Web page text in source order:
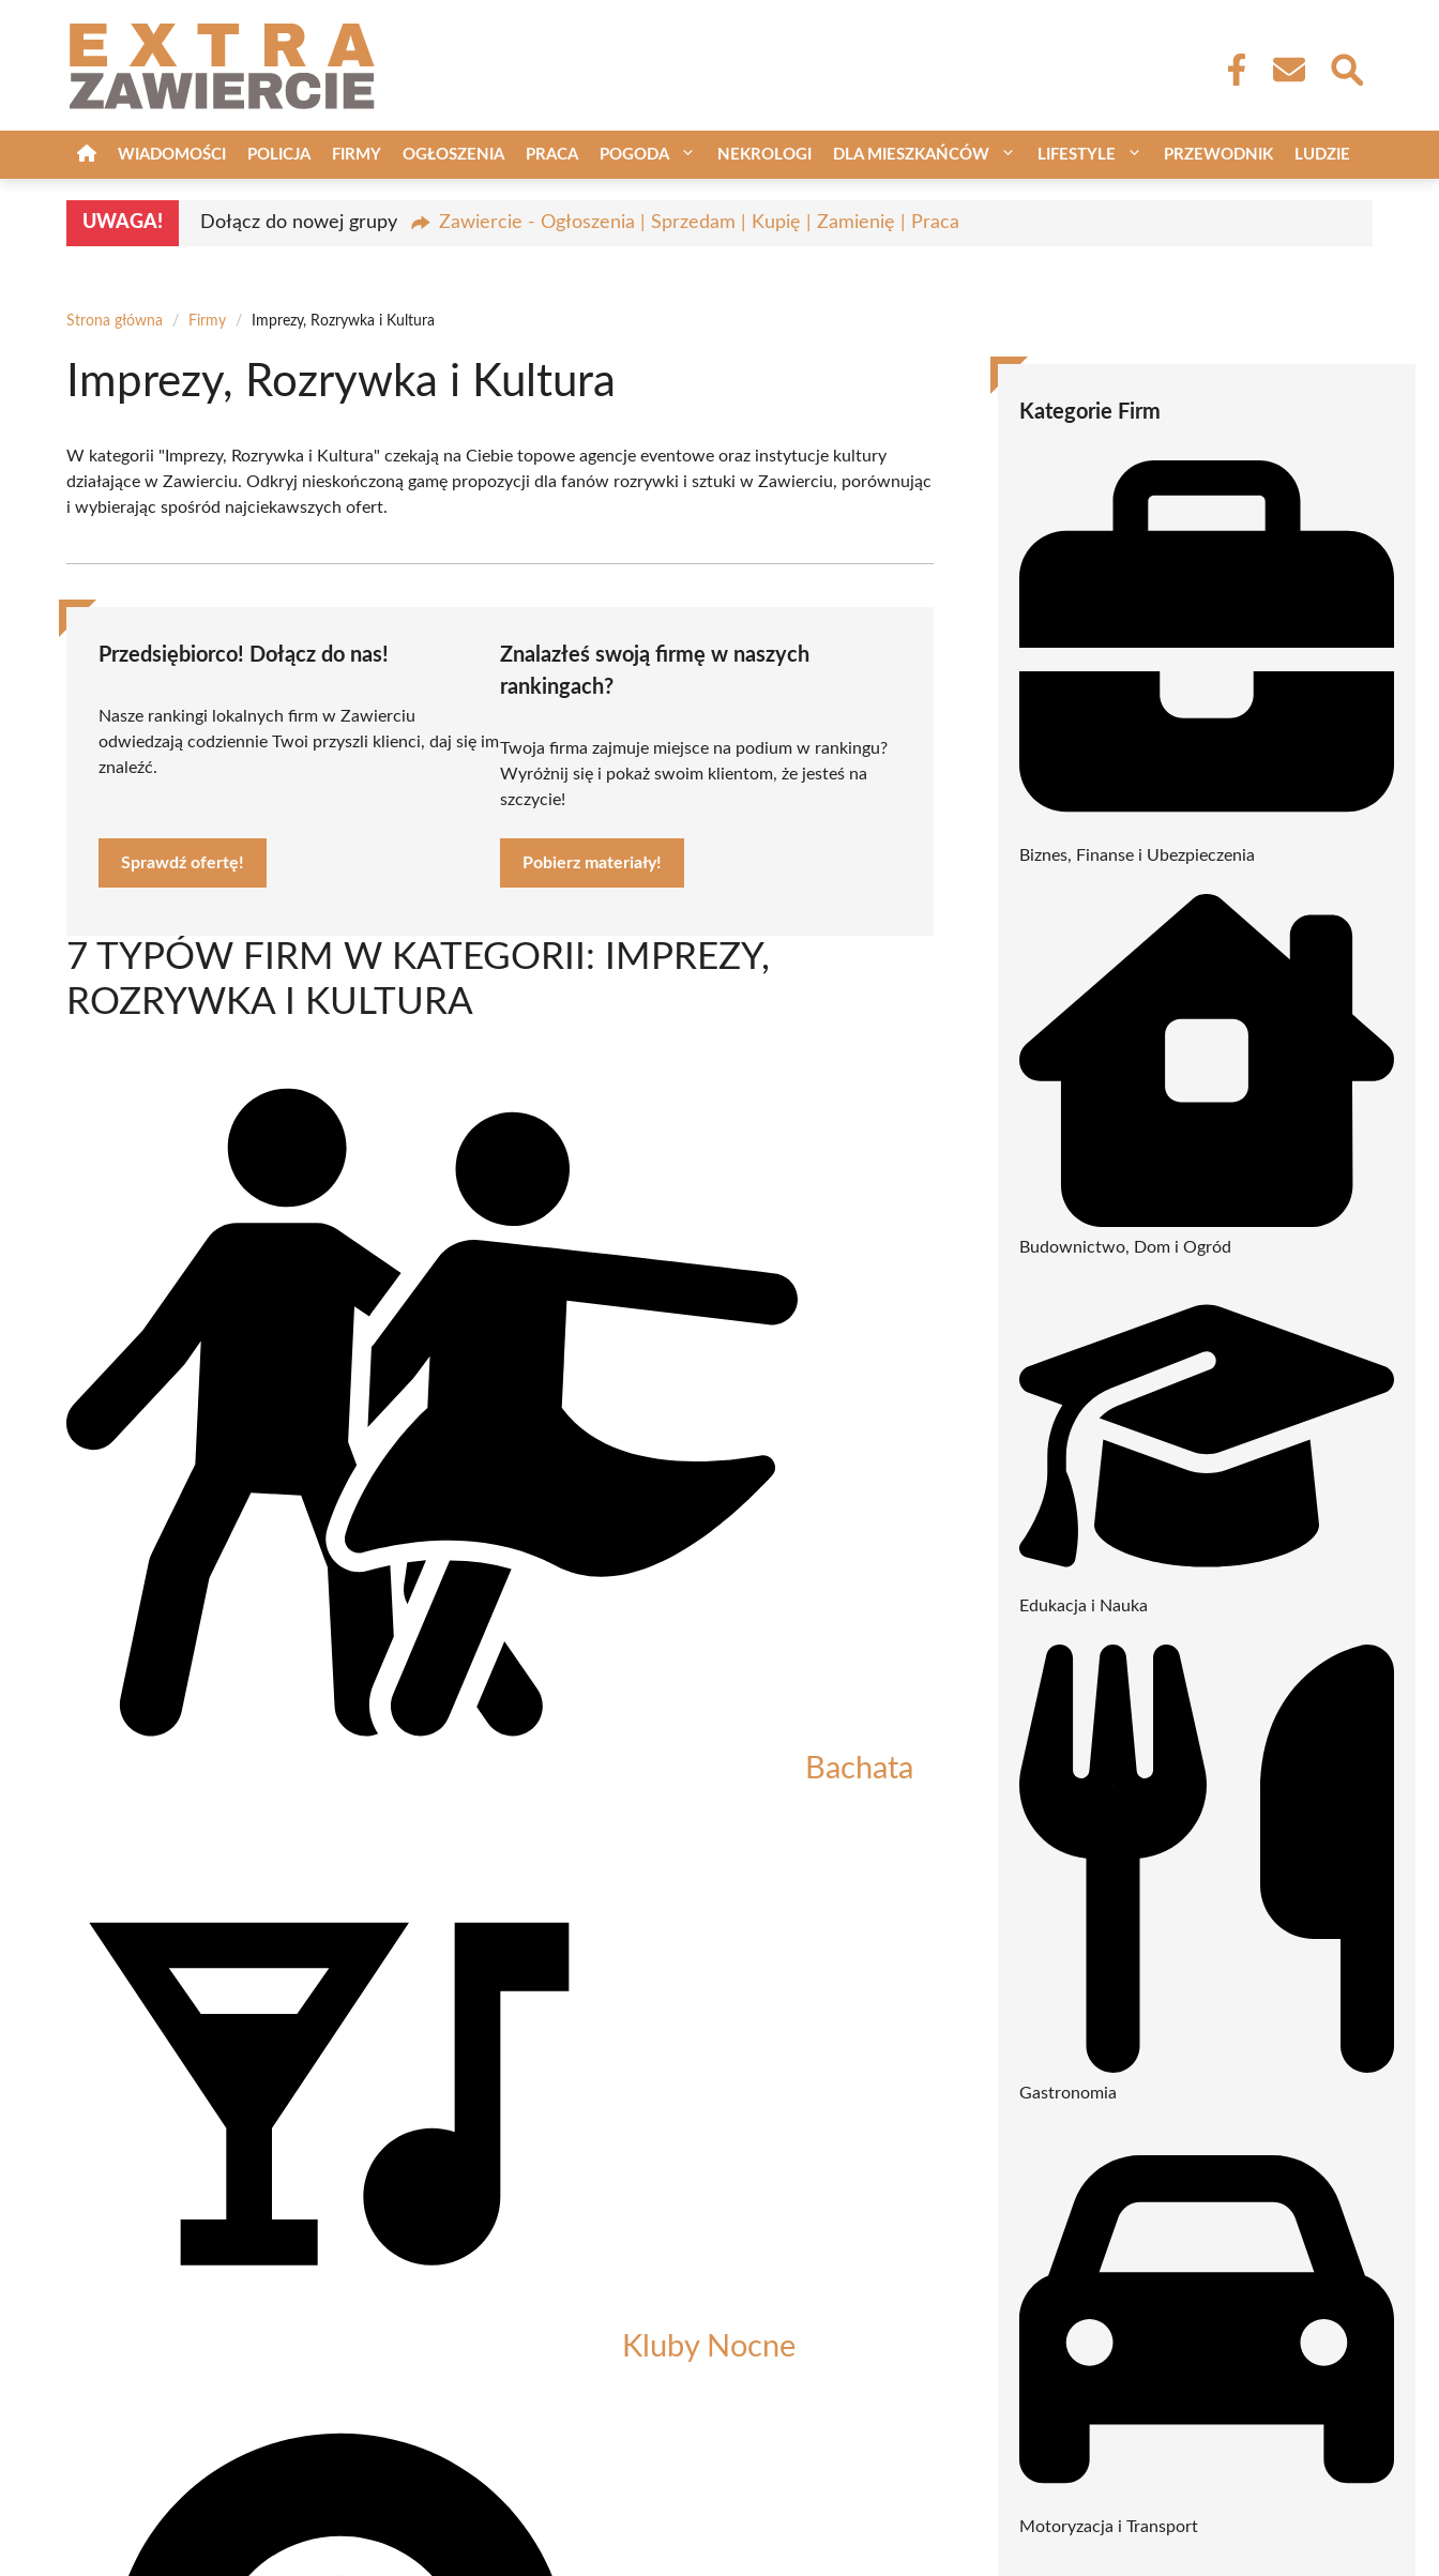
WIADOMOŚCI POLICJA FIRMY OGŁOSZENIA PRACA POGODA NEKROLOGI DLA MIESZKAŃCÓW LIFESTYLE PRZEWODNIK LUDZIE
UWAGA! Dołącz do nowej grupy Zawiercie - Ogłoszenia | Sprzedam | Kupię | Zamienię | Praca
Strona główna / Firmy / Imprezy, Rozrywka i Kultura
Imprezy, Rozrywka i Kultura
W kategorii "Imprezy, Rozrywka i Kultura" czekają na Ciebie topowe agencje eventowe oraz instytucje kultury
działające w Zawierciu. Odkryj nieskończoną gamę propozycji dla fanów rozrywki i sztuki w Zawierciu, porównując
i wybierając spośród najciekawszych ofert.
Przedsiębiorco! Dołącz do nas!
Nasze rankingi lokalnych firm w Zawierciu
odwiedzają codziennie Twoi przyszli klienci, daj się im
znaleźć.
Sprawdź ofertę!
Znalazłeś swoją firmę w naszych
rankingach?
Twoja firma zajmuje miejsce na podium w rankingu?
Wyróżnij się i pokaż swoim klientom, że jesteś na
szczycie!
Pobierz materiały!
7 TYPÓW FIRM W KATEGORII: IMPREZY,
ROZRYWKA I KULTURA
Bachata
Kluby Nocne
Kategorie Firm
Biznes, Finanse i Ubezpieczenia
Budownictwo, Dom i Ogród
Edukacja i Nauka
Gastronomia
Motoryzacja i Transport